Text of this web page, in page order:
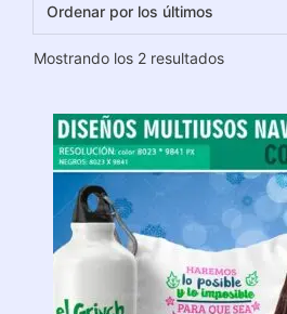
Mostrando los 2 resultadosOrdenado
últimos